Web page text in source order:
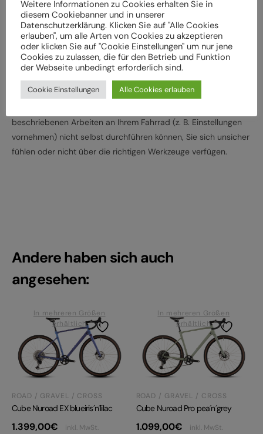
Lassen Sie das Fahrrad entsprechend den
Herstellervorgaben regelmäßig von einem Fachbetrieb
überprüfen und warten, um Gefährdungen, z. B.
verschleißbedingt, zu vermeiden
Halten Sie die angegebenen Drehmomente (Nm) für die
Montage von Bauteilen ein
beschriebenen Arbeiten an Ihrem Fahrrad (z. B. Einstellungen
vornehmen) nicht selbst durchführen können, Sie sich unsicher
fühlen oder nicht über die richtigen Werkzeuge verfügen.
Andere haben sich auch
angesehen:
In mehreren Größen
erhältlich
ROAD / GRAVEL / CROSS
Cube Nuroad EX blueiris´n´lilac
1.399,00€ inkl. MwSt.
In mehreren Größen
erhältlich
ROAD / GRAVEL / CROSS
Cube Nuroad Pro pea´n´grey
1.099,00€ inkl. MwSt.
Weitere Informationen zu Cookies erhalten Sie in
diesem Cookiebanner und in unserer
Datenschutzerklärung. Klicken Sie auf "Alle Cookies
erlauben", um alle Arten von Cookies zu akzeptieren
oder klicken Sie auf "Cookie Einstellungen" um nur jene
Cookies zu zulassen, die für den Betrieb und Funktion
der Webseite unbedingt erforderlich sind.
Cookie Einstellungen Alle Cookies erlauben